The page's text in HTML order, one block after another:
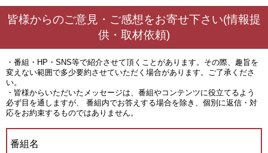
皆様からのご意見・ご感想をお寄せ下さい(情報提
供・取材依頼)
・番組・HP・SNS等で紹介させて頂くことがあります。その際、趣旨を
変えない範囲で多少要約させていただく場合があります。ご了承くださ
い。
・皆様からいただいたメッセージは、番組やコンテンツに役立てるよう
必ず目を通しますが、 番組内でお答えする場合を除き、個別に返信・対
応をお約束するものではありません。
番組名